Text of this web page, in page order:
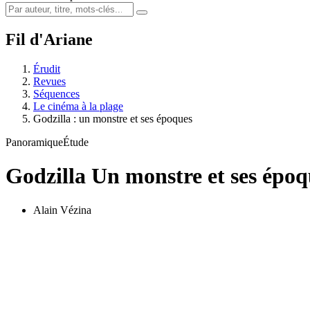
Fil d'Ariane
Érudit
Revues
Séquences
Le cinéma à la plage
Godzilla : un monstre et ses époques
PanoramiqueÉtude
Godzilla Un monstre et ses
Alain Vézina